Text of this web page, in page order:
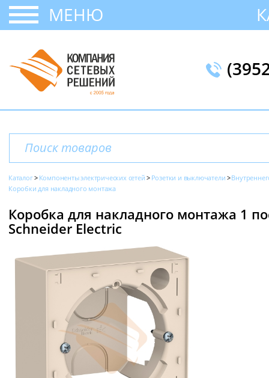
МЕНЮ
Каталог Компоненты электрических сетей Розетки и выключатели
Коробки для накладного монтажа
Коробка для накладного монтажа 1
Schneider Electric